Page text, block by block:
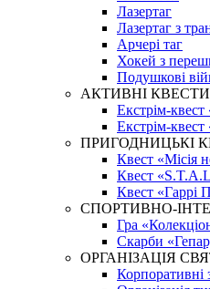
Лазертаг
Лазертаг з
Арчері таг
Хокей з
Подушкові
АКТИВНІ КВЕСТИ
Екстрім-
Екстрім-квест
ПРИГОДНИЦЬКІ
Квест «Місія
Квест
Квест «Гаррі
СПОРТИВНО-
Гра
Скарби
ОРГАНІЗАЦІЯ
Корпоративні